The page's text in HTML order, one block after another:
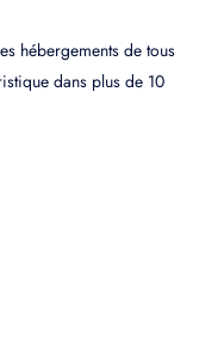
hébergements de tous
dans plus de 10